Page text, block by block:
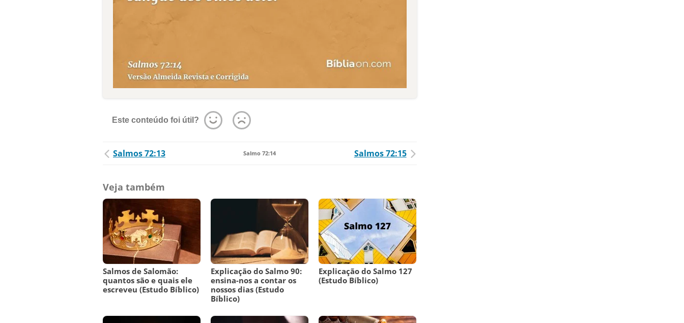
Este conteúdo foi útil?
Salmos 72:13 Salmo 72:14 Salmos 72:15
Veja também
Salmos de Salomão:
quantos são e quais ele
escreveu (Estudo Bíblico)
Explicação do Salmo 90:
ensina-nos a contar os
nossos dias (Estudo
Bíblico)
Explicação do Salmo 127
(Estudo Bíblico)